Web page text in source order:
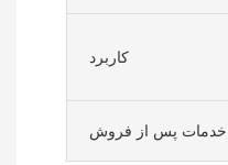
کاربرد
خدمات پس از فروش